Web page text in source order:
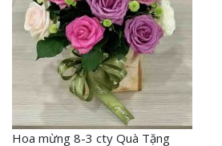
Hoa mừng 8-3 cty Quà Tặng